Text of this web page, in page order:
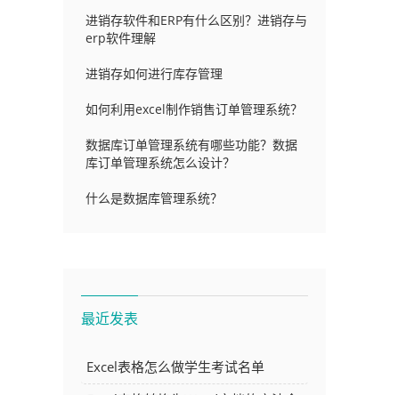
进销存软件和ERP有什么区别？进销存与
erp软件理解
进销存如何进行库存管理
如何利用excel制作销售订单管理系统？
数据库订单管理系统有哪些功能？数据
库订单管理系统怎么设计？
什么是数据库管理系统？
最近发表
Excel表格怎么做学生考试名单